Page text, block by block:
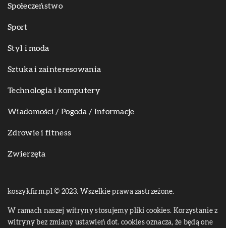
Społeczeństwo
Sport
Styl i moda
Sztuka i zainteresowania
Technologia i komputery
Wiadomości / Pogoda / Informacje
Zdrowie i fitness
Zwierzęta
koszykfirm.pl © 2023. Wszelkie prawa zastrzeżone.
W ramach naszej witryny stosujemy pliki cookies. Korzystanie z
witryny bez zmiany ustawień dot. cookies oznacza, że będą one